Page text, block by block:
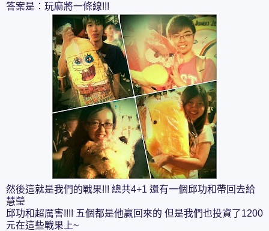
答案是：玩麻將一條線!!!
然後這就是我們的戰果!!! 總共4+1 還有一個邱功和帶回去給
慧瑩
邱功和超厲害!!!! 五個都是他贏回來的 但是我們也投資了1200
元在這些戰果上~